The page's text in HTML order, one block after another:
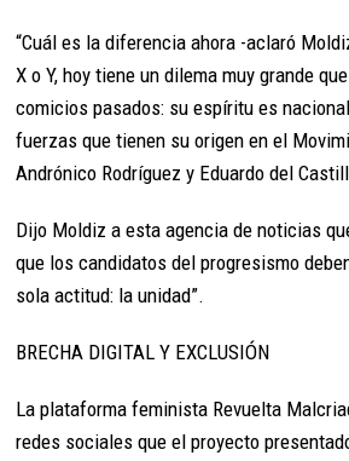
“Cuál es la diferencia ahora -aclaró
X o Y, hoy tiene un dilema muy grande
comicios pasados: su espíritu es
fuerzas que tienen su origen en el
Andrónico Rodríguez y Eduardo del
Dijo Moldiz a esta agencia de noticias
que los candidatos del progresismo
sola actitud: la unidad”.
BRECHA DIGITAL Y EXCLUSIÓN
La plataforma feminista Revuelta
redes sociales que el proyecto